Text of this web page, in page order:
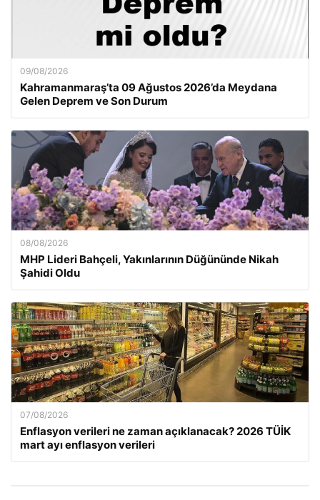
09/08/2026
Kahramanmaraş’ta 09 Ağustos 2026’da Meydana
Gelen Deprem ve Son Durum
08/08/2026
MHP Lideri Bahçeli, Yakınlarının Düğününde Nikah
Şahidi Oldu
07/08/2026
Enflasyon verileri ne zaman açıklanacak? 2026 TÜİK
mart ayı enflasyon verileri